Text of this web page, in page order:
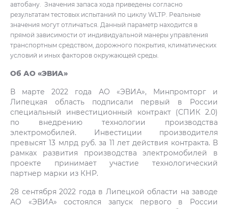
автобану. Значения запаса хода приведены согласно
результатам тестовых испытаний по циклу WLTP. Реальные
значения могут отличаться. Данный параметр находится в
прямой зависимости от индивидуальной манеры управления
транспортным средством, дорожного покрытия, климатических
условий и иных факторов окружающей среды.
Об АО «ЭВИА»
В марте 2022 года АО «ЭВИА», Минпромторг и
Липецкая область подписали первый в России
специальный инвестиционный контракт (СПИК 2.0)
по внедрению технологии производства
электромобилей. Инвестиции производителя
превысят 13 млрд руб. за 11 лет действия контракта. В
рамках развития производства электромобилей в
проекте принимает участие технологический
партнер марки из КНР.
28 сентября 2022 года в Липецкой области на заводе
АО «ЭВИА» состоялся запуск первого в России